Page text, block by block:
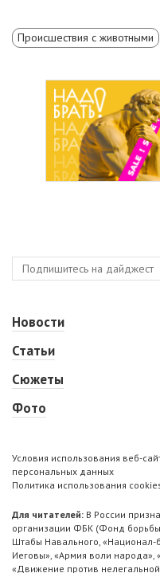
Происшествия с животными
Новости
Статьи
Сюжеты
Фото
Условия использования веб-
персональных данных
Политика использования
Для читателей: В России
организации ФБК (Фонд борьбы
Штабы Навального, «Национал-
Иеговы», «Армия воли народа»,
«Движение против